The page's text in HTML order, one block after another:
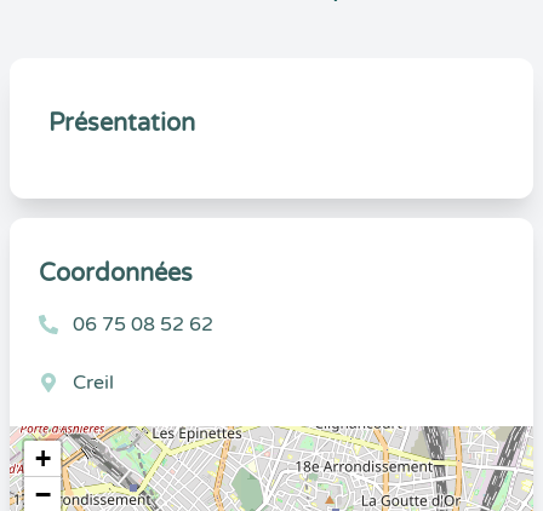
Présentation
Coordonnées
06 75 08 52 62
Creil
+
−